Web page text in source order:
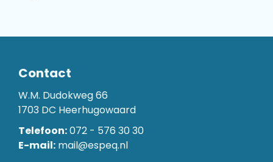
Contact
W.M. Dudokweg 66
1703 DC Heerhugowaard
Telefoon:072 - 576 30 30
E-mail: mail@espeq.nl